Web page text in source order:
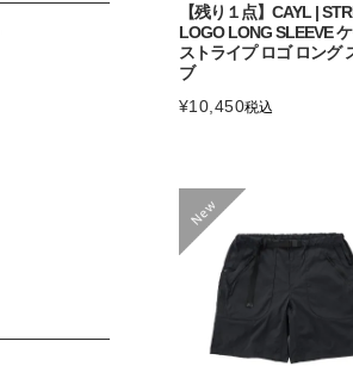
【残り１点】CAYL |
LOGO LONG SLEEVE
ストライプ ロゴ ロング
ブ
¥10,450税込